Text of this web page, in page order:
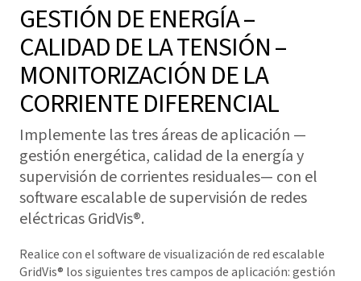
GESTIÓN DE ENERGÍA –
CALIDAD DE LA TENSIÓN –
MONITORIZACIÓN DE LA
CORRIENTE DIFERENCIAL
Implemente las tres áreas de aplicación —
gestión energética, calidad de la energía y
supervisión de corrientes residuales— con el
software escalable de supervisión de redes
eléctricasGridVis®.
Realice con el software de visualización de red escalable
GridVis® los siguientes tres campos de aplicación: gestión